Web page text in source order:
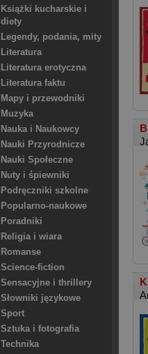
Książki kucharskie i
diety
Legendy, podania, mity
Literatura
Literatura erotyczna
Literatura faktu
Mapy i przewodniki
Muzyka
Nauka i Naukowcy
Nauki Przyrodnicze
Nauki Społeczne
Nuty i śpiewniki
Podręczniki szkolne
Popularno-naukowe
Poradniki
Religia i wiara
Romanse
Science-fiction
Sensacyjne i thrillery
Słowniki językowe
Sport
Sztuka i fotografia
Technika